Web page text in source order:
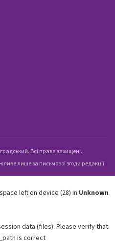
Всі права захищені.
лише за письмової згоди редакції
left on device (28) in Unknown
data (files). Please verify that
is correct